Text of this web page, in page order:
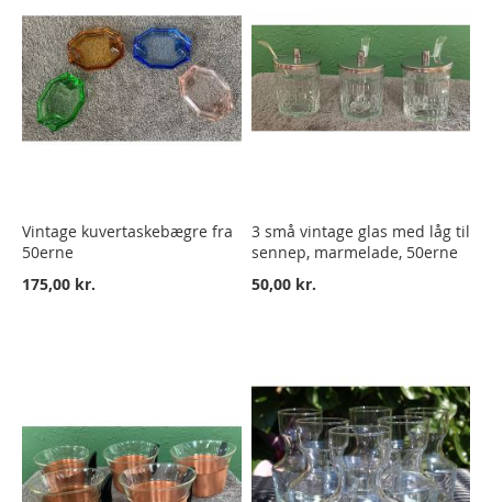
Vintage kuvertaskebægre fra
50erne
175,00 kr.
3 små vintage glas med låg til
sennep, marmelade, 50erne
50,00 kr.